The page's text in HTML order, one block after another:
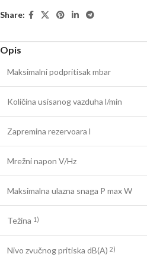
Share:
Opis
Maksimalni podpritisak mbar
Količina usisanog vazduha l/min
Zapremina rezervoara l
Mrežni napon V/Hz
Maksimalna ulazna snaga P max W
Težina 1)
Nivo zvučnog pritiska dB(A) 2)